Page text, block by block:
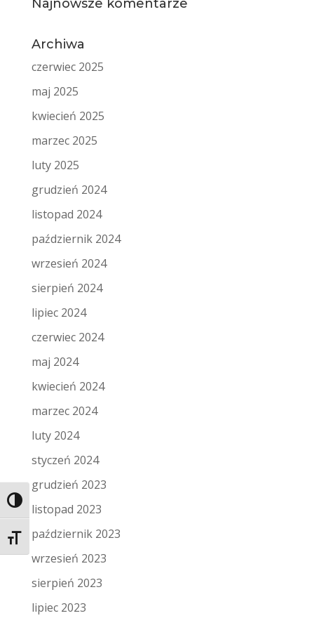
Toggle High Contrast
Toggle Font size
Najnowsze komentarze
Archiwa
czerwiec 2025
maj 2025
kwiecień 2025
marzec 2025
luty 2025
grudzień 2024
listopad 2024
październik 2024
wrzesień 2024
sierpień 2024
lipiec 2024
czerwiec 2024
maj 2024
kwiecień 2024
marzec 2024
luty 2024
styczeń 2024
grudzień 2023
listopad 2023
październik 2023
wrzesień 2023
sierpień 2023
lipiec 2023